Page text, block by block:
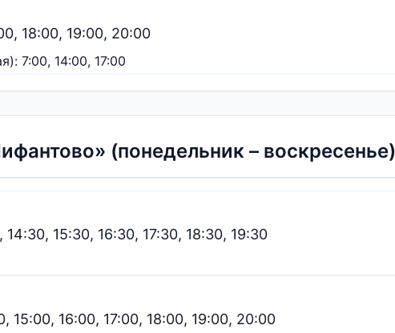
18:00, 19:00, 20:00
7:00, 14:00, 17:00
(понедельник – воскресенье)
15:30, 16:30, 17:30, 18:30, 19:30
15:00, 16:00, 17:00, 18:00, 19:00, 20:00